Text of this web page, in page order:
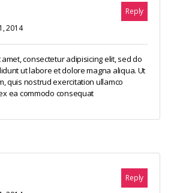
2014
Reply
consectetur adipisicing elit, sed do
ut labore et dolore magna aliqua. Ut
quis nostrud exercitation ullamco
ea commodo consequat
Reply